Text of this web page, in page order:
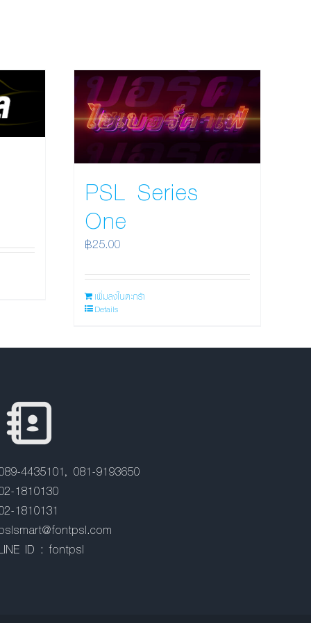
PSL Series
One
฿25.00
เพิ่มลงในตะกร้า
Details
4435101, 081-9193650
1810130
1810131
ID : fontpsl